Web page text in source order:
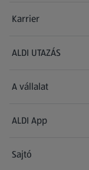
Karrier
(új oldalon nyílik
ALDI UTAZÁS
(új oldalon nyílik
A vállalat
ALDI App
Sajtó